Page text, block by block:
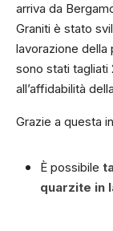
arriva da
Graniti è stato
lavorazione della
sono stati tagliati
all’affidabilità
Grazie a questa
È possibile
quarzite in